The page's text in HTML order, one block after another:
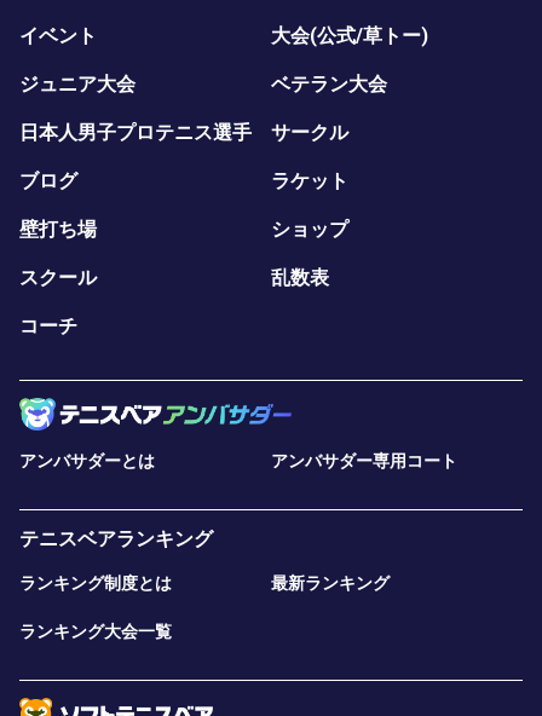
イベント 大会(公式/草トー)
ジュニア大会 ベテラン大会
日本人男子プロテニス選手 サークル
ブログ ラケット
壁打ち場 ショップ
スクール 乱数表
コーチ
アンバサダーとは アンバサダー専用コート
テニスベアランキング
ランキング制度とは 最新ランキング
ランキング大会一覧